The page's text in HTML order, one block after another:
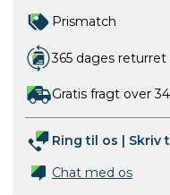
Prismatch
365 dages returret
Gratis fragt over
Ring til os | Skriv
Chat med os